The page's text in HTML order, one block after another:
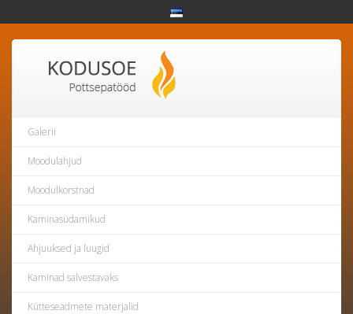
Galerii
Moodulahjud
Moodulkorstnad
Kaminasüdamikud
Ahjuuksed ja luugid
Kaminad salvestavaks
Kütteseadmete materjalid